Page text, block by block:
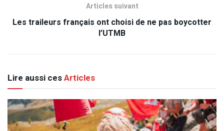
Articles suivant
Les traileurs français ont choisi de ne pas boycotter
l’UTMB
Lire aussi cesArticles